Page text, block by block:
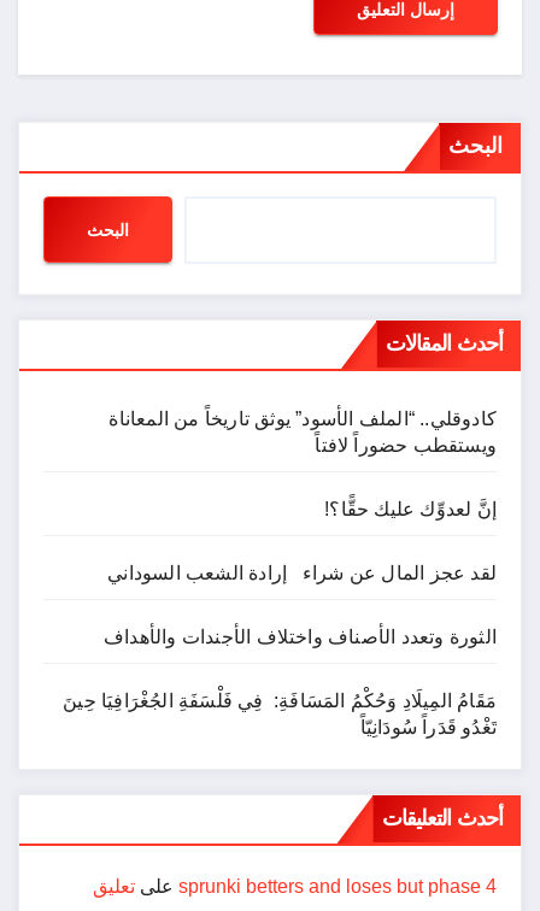
البحث
البحث
أحدث المقالات
كادوقلي.. “الملف الأسود” يوثق تاريخاً من المعاناة
ويستقطب حضوراً لافتاً
إنَّ لعدوِّك عليك حقًّا؟!
لقد عجز المال عن شراء إرادة الشعب السوداني
الثورة وتعدد الأصناف واختلاف الأجندات والأهداف
مَقَامُ المِيلَادِ وَحُكْمُ المَسَافَةِ: فِي فَلْسَفَةِ الجُغْرَافِيَا حِينَ
تَغْدُو قَدَراً سُودَانِيّاً
أحدث التعليقات
sprunki betters and loses but phase 4 على تعليق